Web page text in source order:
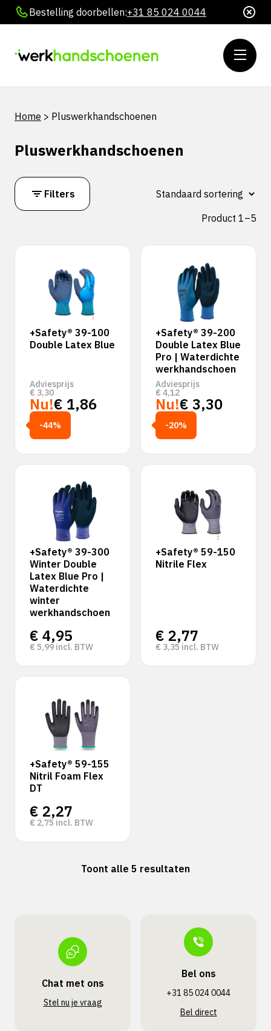
Bestelling doorbellen:+31 85 024 0044
Home > Pluswerkhandschoenen
Pluswerkhandschoenen
Filters
Product 1–5
+Safety® 39-100
Double Latex Blue
Adviesprijs
€ 3,30
Nu!€ 1,86
-44%
+Safety® 39-200
Double Latex Blue
Pro | Waterdichte
werkhandschoen
Adviesprijs
€ 4,12
Nu!€ 3,30
-20%
+Safety® 39-300
Winter Double
Latex Blue Pro |
Waterdichte
winter
werkhandschoen
€ 4,95
€ 5,99 incl. BTW
+Safety® 59-150
Nitrile Flex
€ 2,77
€ 3,35 incl. BTW
+Safety® 59-155
Nitril Foam Flex
DT
€ 2,27
€ 2,75 incl. BTW
Toont alle 5 resultaten
Chat met ons
Stel nu je vraag
Bel ons
+31 85 024 0044
Bel direct